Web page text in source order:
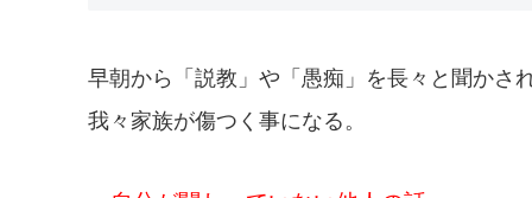
早朝から「説教」や「愚痴」を長々と聞かさ
我々家族が傷つく事になる。